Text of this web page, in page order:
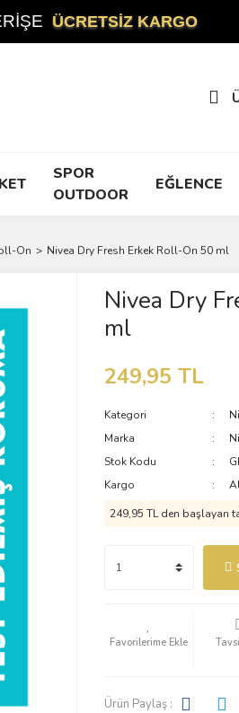
ÜCRETSİZ KARGO
SPOR
OUTDOOR
EĞLENCE
On Nivea Dry Fresh Erkek Roll-On 50 ml
Nivea Dry
ml
249,95 TL
Kategori
Marka
Stok Kodu
Kargo
249,95 TL den başlayan
Ürün Paylaş :